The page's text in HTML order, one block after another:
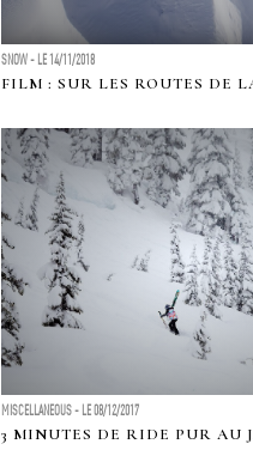
SNOW - LE 14/11/2018
FILM : SUR LES ROUTES DE
MISCELLANEOUS - LE 08/12/2017
3 MINUTES DE RIDE PUR AU